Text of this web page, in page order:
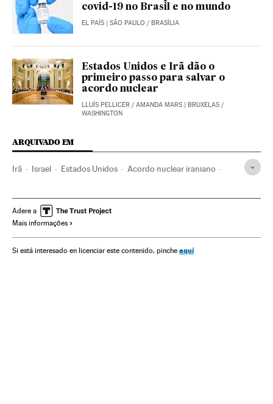
covid-19 no Brasil e no mundo
EL PAÍS | SÃO PAULO / BRASÍLIA
Estados Unidos e Irã dão o
primeiro passo para salvar o
acordo nuclear
LLUÍS PELLICER / AMANDA MARS | BRUXELAS /
WASHINGTON
ARQUIVADO EM
Irã Israel Estados Unidos Acordo nuclear iraniano
Armas nucleares Bombas atômicas
Relações internacionais
Mosad Sabotagem
Adere a
Mais informações
Si está interesado en licenciar este contenido, pinche aquí